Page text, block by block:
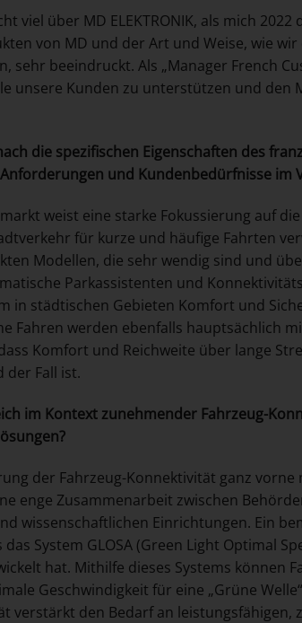
viel über MD ELEKTRONIK, als mich
von MD und der Art und Weise, wie
sehr beeindruckt. Als „Manager French
unsere Kunden zu unterstützen und den
die spezifischen Eigenschaften des
und Kundenbedürfnisse im
weist eine starke Fokussierung auf
für kurze und häufige Fahrten
Modellen, die sehr wendig sind und
Parkassistenten und
in städtischen Gebieten Komfort und
Fahren werden ebenfalls hauptsächlich
Komfort und Reichweite über lange
der Fall ist.
im Kontext zunehmender Fahrzeug-
der Fahrzeug-Konnektivität ganz
enge Zusammenarbeit zwischen
wissenschaftlichen Einrichtungen. Ein
System GLOSA (Green Light Optimal
hat. Mithilfe dieses Systems können
Geschwindigkeit für eine „Grüne
verstärkt den Bedarf an leistungsfähigen,